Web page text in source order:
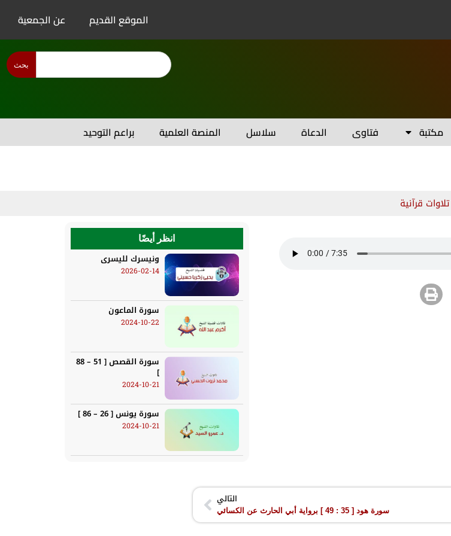
الموقع القديم عن الجمعية
بحث
مكتبة فتاوى الدعاة سلاسل المنصة العلمية براعم التوحيد
تلاوات قرآنية
انظر أيضًا
ونيسرك لليسرى
2026-02-14
سورة الماعون
2024-10-22
سورة القصص [ 51 – 88
]
2024-10-21
سورة يونس [ 26 – 86 ]
2024-10-21
التالي
سورة هود [ 35 : 49 ] برواية أبي الحارث عن الكسائي